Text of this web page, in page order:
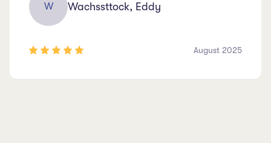
W Wachssttock, Eddy
August 2025